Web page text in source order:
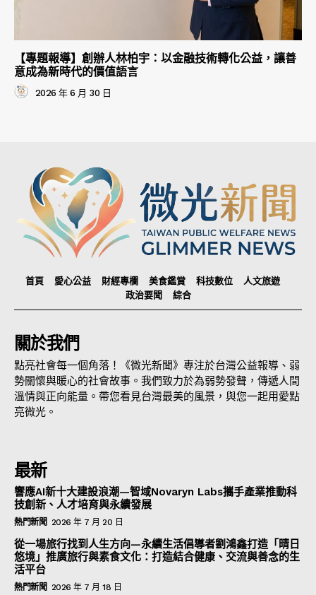
【專題報導】創辦人林柏宇：以金融技術轉化公益，讓善
意成為新時代的價值語言
2026 年 6 月 30 日
首頁 愛心公益 財經專欄 美食鑑賞 科技數位
人文旅遊
政治要聞
綜合
關於我們
點亮社會每一個角落！《微光新聞》專注於台灣公益報導、弱
勢關懷與暖心的社會故事。我們致力於為弱勢發聲，傳遞人間
溫情與正向能量。帶您看見台灣最美的風景，與您一起用愛點
亮微光。
最新
響應AI新十大建設浪潮—智域Novaryn Labs攜手產業推動科
技創新、人才培育與永續發展
熱門新聞 2026 年 7 月 20 日
從一場旅行找到人生方向—永續生活倡導者劉鴻鑫打造「晴日
悠境」推廣旅行與素食文化：打造結合健康、交流與善念的生
活平台
熱門新聞 2026 年 7 月 18 日